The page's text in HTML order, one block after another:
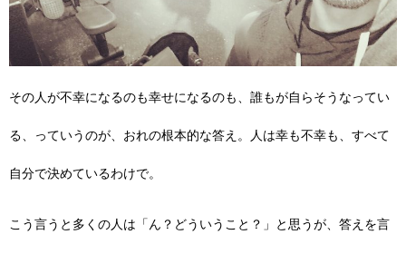
その人が不幸になるのも幸せになるのも、誰もが自らそうなってい
る、っていうのが、おれの根本的な答え。人は幸も不幸も、すべて
自分で決めているわけで。
こう言うと多くの人は「ん？どういうこと？」と思うが、答えを言